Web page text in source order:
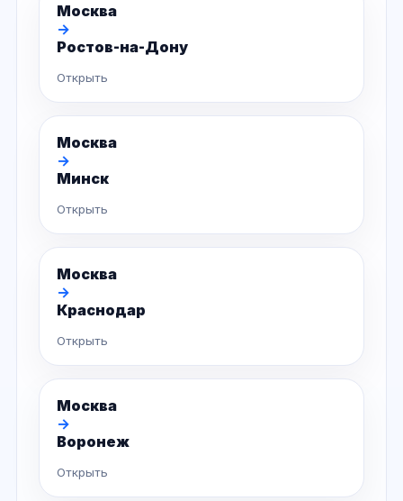
Москва
→
Ростов-на-Дону
Открыть
Москва
→
Минск
Открыть
Москва
→
Краснодар
Открыть
Москва
→
Воронеж
Открыть